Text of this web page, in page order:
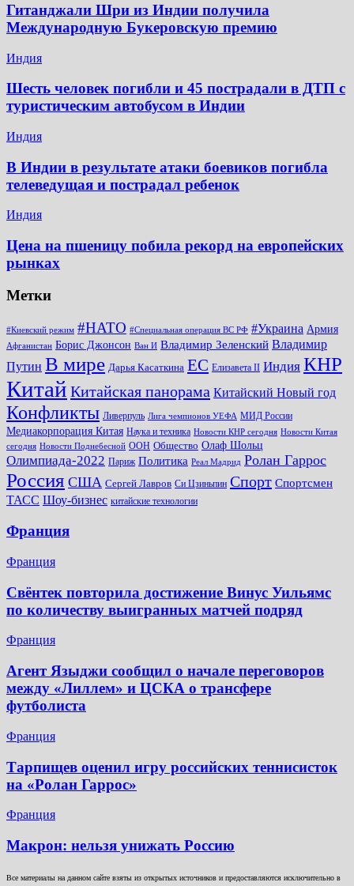
Гитанджали Шри из Индии получила
Международную Букеровскую премию
Индия
Шесть человек погибли и 45 пострадали в ДТП с
туристическим автобусом в Индии
Индия
В Индии в результате атаки боевиков погибла
телеведущая и пострадал ребенок
Индия
Цена на пшеницу побила рекорд на европейских
рынках
Метки
#Киевский режим #НАТО #Специальная операция ВС РФ #Украина Армия
Афганистан Борис Джонсон Ван И Владимир Зеленский Владимир
Путин В мире Дарья Касаткина ЕС Елизавета II Индия КНР
Китай Китайская панорама Китайский Новый год
Конфликты Ливерпуль Лига чемпионов УЕФА МИД России
Медиакорпорация Китая Наука и техника Новости КНР сегодня Новости Китая
сегодня Новости Поднебесной ООН Общество Олаф Шольц
Олимпиада-2022 Париж Политика Реал Мадрид Ролан Гаррос
Россия США Сергей Лавров Си Цзиньпин Спорт Спортсмен
ТАСС Шоу-бизнес китайские технологии
Франция
Франция
Свёнтек повторила достижение Винус Уильямс
по количеству выигранных матчей подряд
Франция
Агент Языджи сообщил о начале переговоров
между «Лиллем» и ЦСКА о трансфере
футболиста
Франция
Тарпищев оценил игру российских теннисисток
на «Ролан Гаррос»
Франция
Макрон: нельзя унижать Россию
Все материалы на данном сайте взяты из открытых источников и предоставляются исключительно в